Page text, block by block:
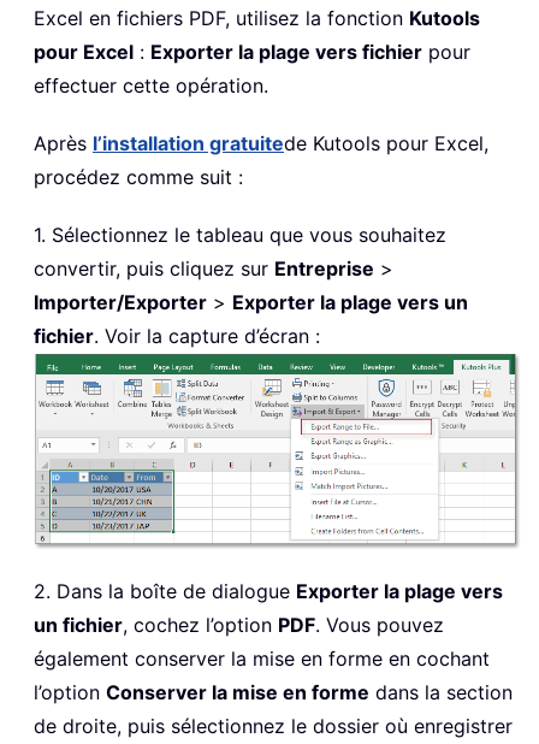
Excel en fichiers PDF, utilisez la fonction Kutools
pour Excel : Exporter la plage vers fichier pour
effectuer cette opération.
Après l’installation gratuitede Kutools pour Excel,
procédez comme suit :
1. Sélectionnez le tableau que vous souhaitez
convertir, puis cliquez sur Entreprise >
Importer/Exporter > Exporter la plage vers un
fichier. Voir la capture d’écran :
2. Dans la boîte de dialogue Exporter la plage vers
un fichier, cochez l’option PDF. Vous pouvez
également conserver la mise en forme en cochant
l’option Conserver la mise en forme dans la section
de droite, puis sélectionnez le dossier où enregistrer